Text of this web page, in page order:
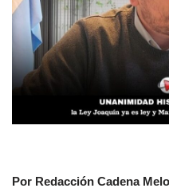
Por Redacción Cadena